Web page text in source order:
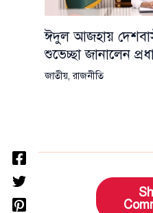
ঈদুল আজহায়
শুভেচ্ছা জানালেন
জাতীয়,রাজনীতি